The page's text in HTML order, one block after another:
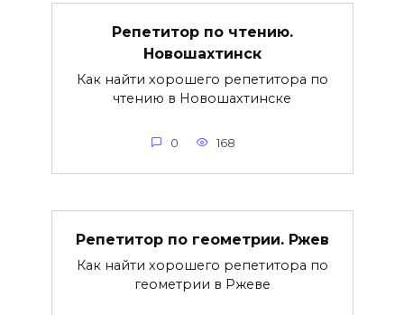
Репетитор по чтению.
Новошахтинск
Как найти хорошего репетитора по
чтению в Новошахтинске
0 168
Репетитор по геометрии. Ржев
Как найти хорошего репетитора по
геометрии в Ржеве